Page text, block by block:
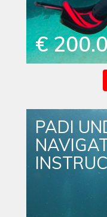
€
PADI